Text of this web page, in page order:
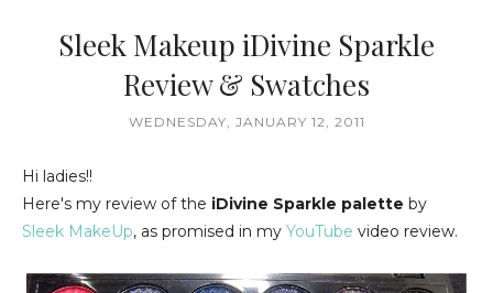
Sleek Makeup iDivine Sparkle
Review & Swatches
WEDNESDAY, JANUARY 12, 2011
Hi ladies!!
Here's my review of the iDivine Sparkle palette by
Sleek MakeUp, as promised in my YouTube video review.